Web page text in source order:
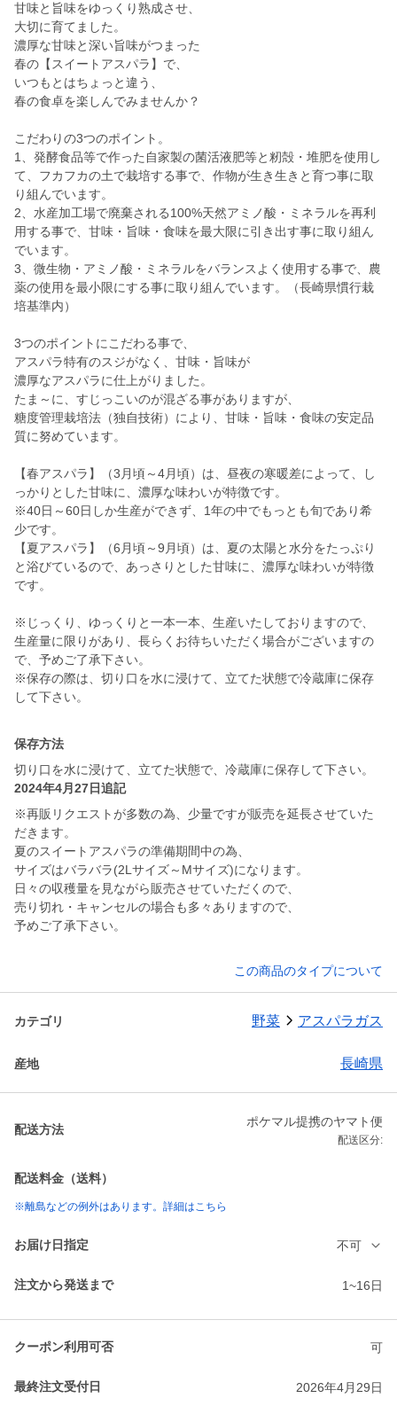
甘味と旨味をゆっくり熟成させ、
大切に育てました。
濃厚な甘味と深い旨味がつまった
春の【スイートアスパラ】で、
いつもとはちょっと違う、
春の食卓を楽しんでみませんか？
こだわりの3つのポイント。
1、発酵食品等で作った自家製の菌活液肥等と籾殻・堆肥を使用し
て、フカフカの土で栽培する事で、作物が生き生きと育つ事に取
り組んでいます。
2、水産加工場で廃棄される100%天然アミノ酸・ミネラルを再利
用する事で、甘味・旨味・食味を最大限に引き出す事に取り組ん
でいます。
3、微生物・アミノ酸・ミネラルをバランスよく使用する事で、農
薬の使用を最小限にする事に取り組んでいます。（長崎県慣行栽
培基準内）
3つのポイントにこだわる事で、
アスパラ特有のスジがなく、甘味・旨味が
濃厚なアスパラに仕上がりました。
たま～に、すじっこいのが混ざる事がありますが、
糖度管理栽培法（独自技術）により、甘味・旨味・食味の安定品
質に努めています。
【春アスパラ】（3月頃～4月頃）は、昼夜の寒暖差によって、し
っかりとした甘味に、濃厚な味わいが特徴です。
※40日～60日しか生産ができず、1年の中でもっとも旬であり希
少です。
【夏アスパラ】（6月頃～9月頃）は、夏の太陽と水分をたっぷり
と浴びているので、あっさりとした甘味に、濃厚な味わいが特徴
です。
※じっくり、ゆっくりと一本一本、生産いたしておりますので、
生産量に限りがあり、長らくお待ちいただく場合がございますの
で、予めご了承下さい。
※保存の際は、切り口を水に浸けて、立てた状態で冷蔵庫に保存
して下さい。
保存方法
切り口を水に浸けて、立てた状態で、冷蔵庫に保存して下さい。
2024年4月27日追記
※再販リクエストが多数の為、少量ですが販売を延長させていた
だきます。
夏のスイートアスパラの準備期間中の為、
サイズはバラバラ(2Lサイズ～Mサイズ)になります。
日々の収穫量を見ながら販売させていただくので、
売り切れ・キャンセルの場合も多々ありますので、
予めご了承下さい。
この商品のタイプについて
カテゴリ 野菜 アスパラガス
産地 長崎県
配送方法
ポケマル提携のヤマト便
配送区分:
配送料金（送料）
※離島などの例外はあります。詳細はこちら
お届け日指定 不可
注文から発送まで 1~16日
クーポン利用可否 可
最終注文受付日 2026年4月29日